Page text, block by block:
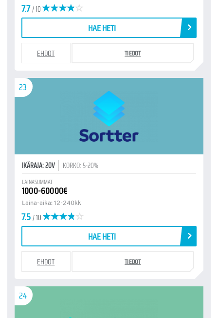
7.7/ 10
HAE HETI
EHDOT TIEDOT
23
IKÄRAJA: 20V KORKO: 5-20%
LAINASUMMAT
1000-60000€
Laina-aika: 12-240kk
7.5/ 10
HAE HETI
EHDOT TIEDOT
24